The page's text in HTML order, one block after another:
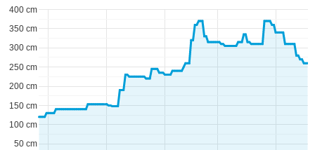
50 cm
100 cm
150 cm
200 cm
250 cm
300 cm
350 cm
400 cm